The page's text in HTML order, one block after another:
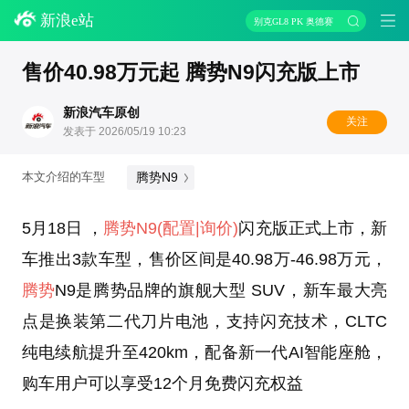
新浪e站 别克GL8 PK 奥德赛
售价40.98万元起 腾势N9闪充版上市
新浪汽车原创
发表于 2026/05/19 10:23
关注
本文介绍的车型 腾势N9
5月18日 ， 腾势N9(配置|询价)闪充版正式上市，新
车推出3款车型，售价区间是40.98万-46.98万元，
腾势N9是腾势品牌的旗舰大型 SUV，‌新车最大亮
点是换装第二代刀片电池，支持闪充技术，CLTC
纯电续航提升至420km，配备新一代AI智能座舱，
购车用户可以享受12个月免费闪充权益